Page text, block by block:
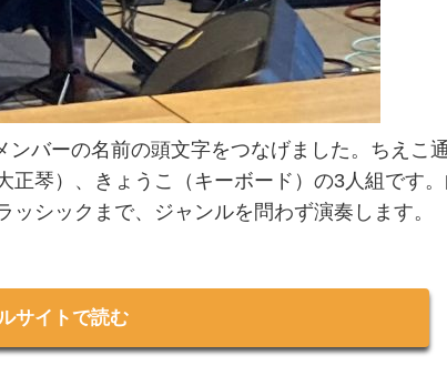
バーの名前の頭文字をつなげました。ちえこ
正琴）、きょうこ（キーボード）の3人組です
シックまで、ジャンルを問わず演奏します。
サイトで読む